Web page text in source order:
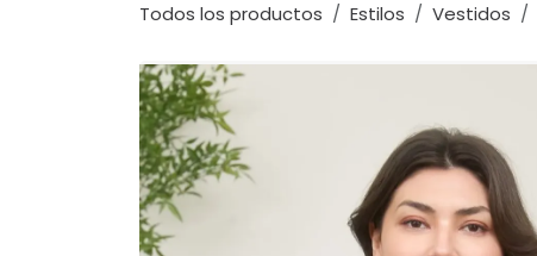
Todos los productos Estilos Vestidos